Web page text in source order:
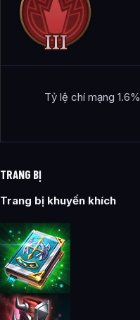
Tỷ lệ chí mạng 1.6%
TRANG BỊ
Trang bị khuyến khích